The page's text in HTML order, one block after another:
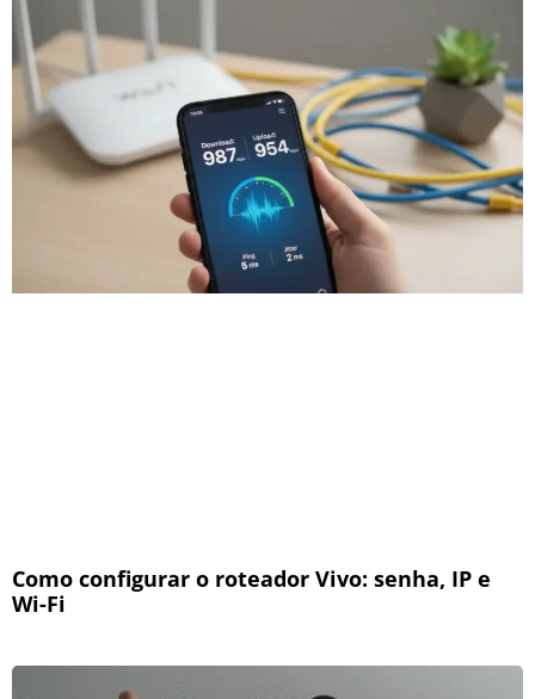
Como configurar o roteador Vivo: senha, IP e
Wi-Fi